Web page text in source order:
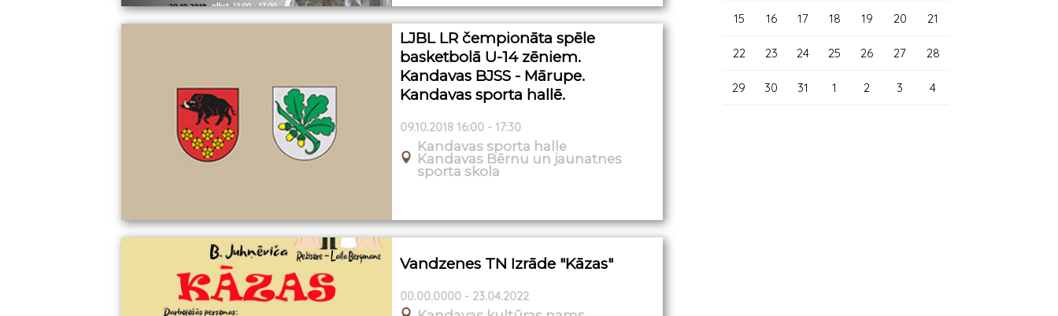
LJBL LR čempionāta spēle
basketbolā U-14 zēniem.
Kandavas BJSS - Mārupe.
Kandavas sporta hallē.
09.10.2018 16:00 - 17:30
Kandavas sporta halle
Kandavas Bērnu un jaunatnes
sporta skola
Vandzenes TN Izrāde "Kāzas"
00.00.0000 - 23.04.2022
15 16 17 18 19 20 21
22 23 24 25 26 27 28
29 30 31 1 2 3 4